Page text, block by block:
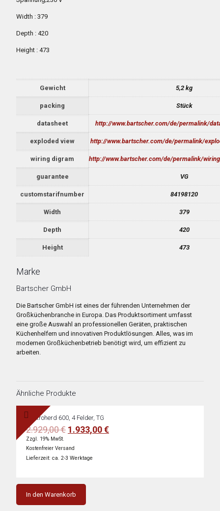
Width : 379
Depth : 420
Height : 473
Gewicht 5,2 kg
packing Stück
datasheet http://www.bartscher.com/de/permalink/
exploded view http://www.bartscher.com/de/permalink/
wiring digram http://www.bartscher.com/de/permalink/
guarantee VG
customstarifnumber 84198120
Width 379
Depth 420
Height 473
Marke
Bartscher GmbH
Die Bartscher GmbH ist eines der führenden Unternehmen der
Großküchenbranche in Europa. Das Produktsortiment umfasst
eine große Auswahl an professionellen Geräten, praktischen
Küchenhelfern und innovativen Produktlösungen. Alles, was im
modernen Großküchenbetrieb benötigt wird, um effizient zu
arbeiten.
Ähnliche Produkte
Elektroherd 600, 4 Felder, TG
2.929,00€ Ursprünglicher
war:
2.929,00 €
1.933,00€Aktueller
Zzgl. 19% MwSt.
Kostenfreier Versand
Lieferzeit: ca. 2-3 Werktage
In den Warenkorb